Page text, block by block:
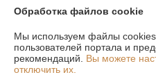
Информация для покупателя
Юридическое лицо:Общество с
ЕвроБани
г. Минск ул. Волоха 9/1, Вход через
Обработка файлов cookie
Мы используем файлы cookies
пользователей портала и
рекомендаций. Вы можете
отключить их.